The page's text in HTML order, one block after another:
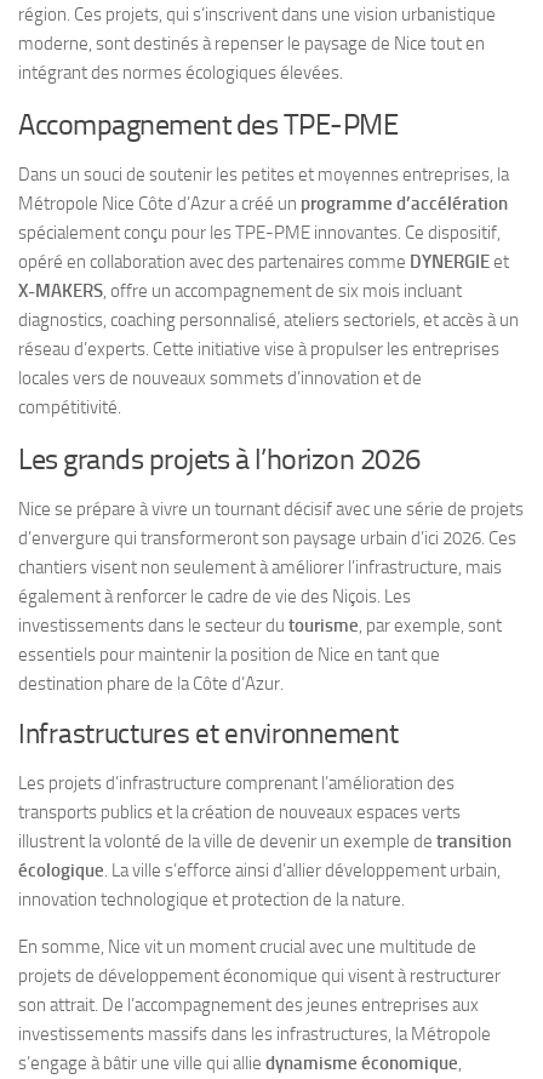
région. Ces projets, qui s’inscrivent dans une vision urbanistique
moderne, sont destinés à repenser le paysage de Nice tout en
intégrant des normes écologiques élevées.
Accompagnement des TPE-PME
Dans un souci de soutenir les petites et moyennes entreprises, la
Métropole Nice Côte d’Azur a créé un programme d’accélération
spécialement conçu pour les TPE-PME innovantes. Ce dispositif,
opéré en collaboration avec des partenaires comme DYNERGIEet
X-MAKERS, offre un accompagnement de six mois incluant
diagnostics, coaching personnalisé, ateliers sectoriels, et accès à un
réseau d’experts. Cette initiative vise à propulser les entreprises
locales vers de nouveaux sommets d’innovation et de
compétitivité.
Les grands projets à l’horizon 2026
Nice se prépare à vivre un tournant décisif avec une série de projets
d’envergure qui transformeront son paysage urbain d’ici 2026. Ces
chantiers visent non seulement à améliorer l’infrastructure, mais
également à renforcer le cadre de vie des Niçois. Les
investissements dans le secteur du tourisme, par exemple, sont
essentiels pour maintenir la position de Nice en tant que
destination phare de la Côte d’Azur.
Infrastructures et environnement
Les projets d’infrastructure comprenant l’amélioration des
transports publics et la création de nouveaux espaces verts
illustrent la volonté de la ville de devenir un exemple de transition
écologique. La ville s’efforce ainsi d’allier développement urbain,
innovation technologique et protection de la nature.
En somme, Nice vit un moment crucial avec une multitude de
projets de développement économique qui visent à restructurer
son attrait. De l’accompagnement des jeunes entreprises aux
investissements massifs dans les infrastructures, la Métropole
s’engage à bâtir une ville qui allie dynamisme économique,